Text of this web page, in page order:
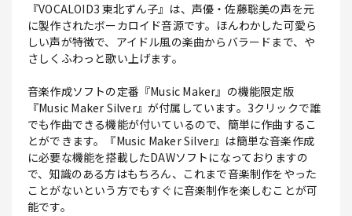
『VOCALOID3 東北ずん子』は、声優・佐藤聡美の声を元
に製作されたボーカロイド音源です。ほんわかした可愛ら
しい声が特徴で、アイドル風の楽曲からバラードまで、や
さしくふわっと歌い上げます。
音楽作成ソフトの定番『Music Maker』の機能限定版
『Music Maker Silver』が付属しています。3クリックで誰
でも作曲できる機能が付いているので、簡単に作曲するこ
とができます。『Music Maker Silver』は簡単な音楽作成
に必要な機能を搭載したDAWソフトになっておりますの
で、知識のある方はもちろん、これまで音楽制作をやった
ことがないという方でもすぐに音楽制作を楽しむことが可
能です。